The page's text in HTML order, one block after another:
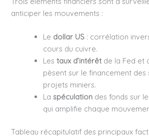
anticiper les mouvements :
Le dollar US : corrélation
cours du cuivre.
Lestaux d’intérêt de la Fed et
pèsent sur le financement des
projets miniers.
Laspéculation des fonds sur le
qui amplifie chaque
Tableau récapitulatif des principaux